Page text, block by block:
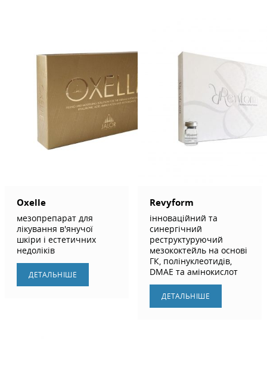
Oxelle
мезопрепарат для
лікування в'янучої
шкіри і естетичних
недоліків
ДЕТАЛЬНIШЕ
Revyform
інноваційний та
синергічний
реструктуруючий
мезококтейль на основі
ГК, полінуклеотидів,
DMAE та амінокислот
ДЕТАЛЬНIШЕ